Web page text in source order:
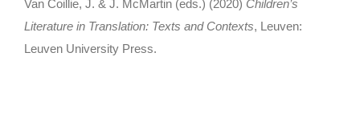
Van Coillie, J. & J. McMartin (eds.) (2020) Children’s
Literature in Translation: Texts and Contexts, Leuven:
Leuven University Press.